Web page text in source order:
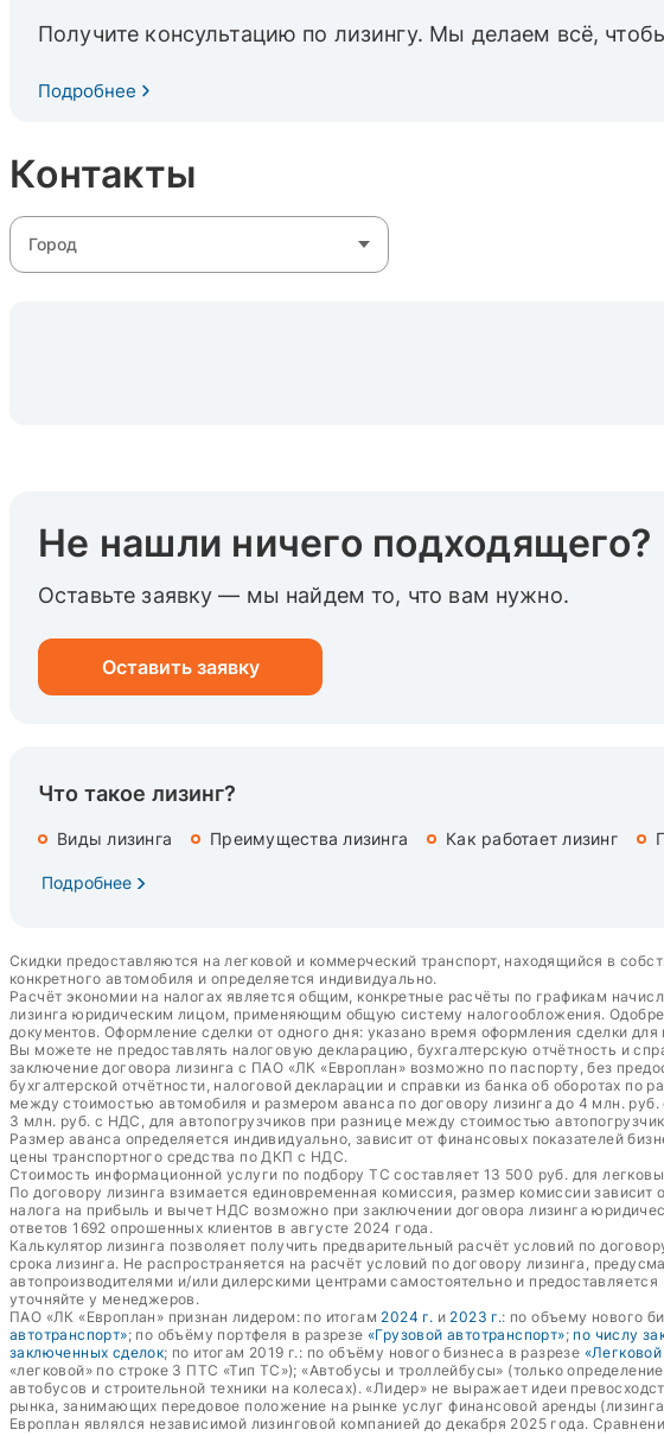
Получите консультацию по лизингу. Мы делаем всё,
Подробнее
Контакты
Город
Не нашли ничего подходящего?
Оставьте заявку — мы найдем то, что вам нужно.
Оставить заявку
Что такое лизинг?
Виды лизинга Преимущества лизинга Как работает лизинг
Подробнее
Скидки предоставляются на легковой и коммерческий транспорт, находящийся в
конкретного автомобиля и определяется индивидуально.
Расчёт экономии на налогах является общим, конкретные расчёты по графикам
лизинга юридическим лицом, применяющим общую систему налогообложения.
документов. Оформление сделки от одного дня: указано время оформления сделки
Вы можете не предоставлять налоговую декларацию, бухгалтерскую отчётность и
заключение договора лизинга с ПАО «ЛК «Европлан» возможно по паспорту, без
бухгалтерской отчётности, налоговой декларации и справки из банка об оборотах
между стоимостью автомобиля и размером аванса по договору лизинга до 4 млн.
3 млн. руб. с НДС, для автопогрузчиков при разнице между стоимостью
Размер аванса определяется индивидуально, зависит от финансовых показателей
цены транспортного средства по ДКП с НДС.
Стоимость информационной услуги по подбору ТС составляет 13 500 руб. для
По договору лизинга взимается единовременная комиссия, размер комиссии
налога на прибыль и вычет НДС возможно при заключении договора лизинга
ответов 1692 опрошенных клиентов в августе 2024 года.
Калькулятор лизинга позволяет получить предварительный расчёт условий по
срока лизинга. Не распространяется на расчёт условий по договору лизинга,
автопроизводителями и/или дилерскими центрами самостоятельно и
уточняйте у менеджеров.
ПАО «ЛК «Европлан» признан лидером: по итогам 2024 г. и 2023 г.: по объему нового
автотранспорт»; по объёму портфеля в разрезе «Грузовой автотранспорт»; по числу
заключенных сделок; по итогам 2019 г.: по объёму нового бизнеса в разрезе
«легковой» по строке 3 ПТС «Тип ТС»); «Автобусы и троллейбусы» (только
автобусов и строительной техники на колесах). «Лидер» не выражает идеи
рынка, занимающих передовое положение на рынке услуг финансовой аренды
Европлан являлся независимой лизинговой компанией до декабря 2025 года.